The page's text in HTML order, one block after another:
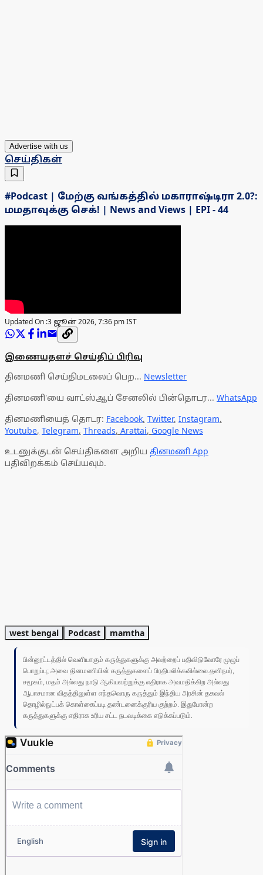
Advertise with us
செய்திகள்
#Podcast | மேற்கு வங்கத்தில் மகாராஷ்டிரா 2.0?:
மமதாவுக்கு செக்! | News and Views | EPI - 44
Updated On :3 ஜூன் 2026, 7:36 pm IST
இணையதளச் செய்திப் பிரிவு
தினமணி செய்திமடலைப் பெற... Newsletter
தினமணி'யை வாட்ஸ்ஆப் சேனலில் பின்தொடர... WhatsApp
தினமணியைத் தொடர: Facebook, Twitter, Instagram,
Youtube, Telegram, Threads, Arattai, Google News
உடனுக்குடன் செய்திகளை அறிய தினமணி App
பதிவிறக்கம் செய்யவும்.
west bengal Podcast mamtha
பின்னூட்டத்தில் வெளியாகும் கருத்துகளுக்கு அவற்றைப் பதிவிடுவோரே முழுப்
பொறுப்பு; அவை தினமணியின் கருத்துகளைப் பிரதிபலிக்கவில்லை.தனிநபர்,
சமூகம், மதம் அல்லது நாடு ஆகியவற்றுக்கு எதிராக அவமதிக்கிற அல்லது
ஆபாசமான விதத்திலுள்ள எந்தவொரு கருத்தும் இந்திய அரசின் தகவல்
தொழில்நுட்பக் கொள்கைப்படி தண்டனைக்குரிய குற்றம். இதுபோன்ற
கருத்துகளுக்கு எதிராக உரிய சட்ட நடவடிக்கை எடுக்கப்படும்.